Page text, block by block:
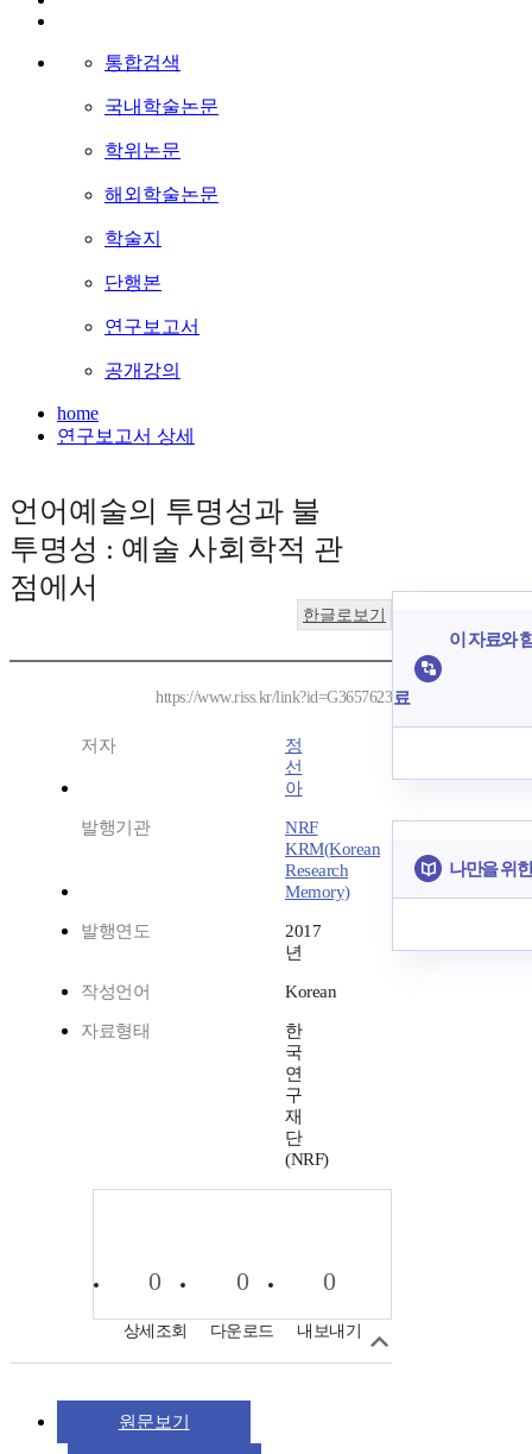
통합검색
국내학술논문
학위논문
해외학술논문
학술지
단행본
연구보고서
공개강의
home
연구보고서 상세
언어예술의 투명성과 불
투명성 : 예술 사회학적 관
점에서
한글로보기
https://www.riss.kr/link?id=G3657623
저자
정
선
아
발행기관
NRF
KRM(Korean
Research
Memory)
발행연도
2017
년
작성언어 Korean
자료형태
한
국
연
구
재
단
(NRF)
0
상세조회
0
다운로드
0
내보내기
원문보기
이 자료와
료
나만을 위